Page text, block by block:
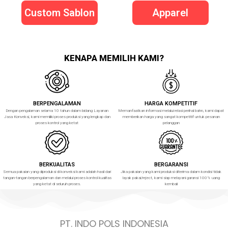
Custom Sablon Apparel
KENAPA MEMILIH KAMI?
BERPENGALAMAN
Dengan pengalaman selama 10 tahun dalam bidang Layanan
Jasa Konveksi, kami memiliki proses produksi yang lengkap dan
proses kontrol yang ketat
HARGA KOMPETITIF
Memanfaatkan informasi melalui relasi perihal bahn, kami dapat
memberikan harga yang sangat kompetitif untuk pesanan
pelanggan
BERKUALITAS
Semua pakaian yang diproduksi di konveksi kami adalah hasil dari
tangan-tangan berpengalaman dan melalui proses kontrol kualitas
yang ketat di seluruh proses.
BERGARANSI
Jika pakaian yang kami produksi diterima dalam kondisi tidak
layak pakai/reject, kami siap melayani garansi 100% uang
kembali
PT. INDO POLS INDONESIA